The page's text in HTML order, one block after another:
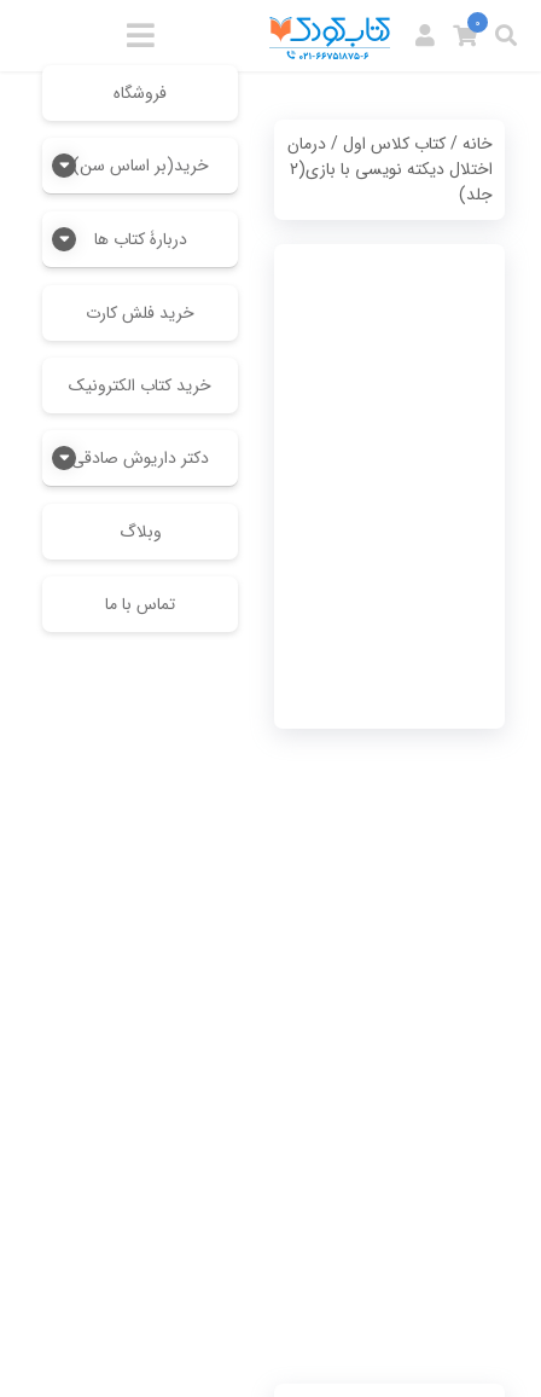
فروشگاه
خرید(بر اساس سن)
دربارۀ کتاب ها
خرید فلش کارت
خرید کتاب الکترونیک
دکتر داریوش صادقی
وبلاگ
تماس با ما
0
خانه/کتاب کلاس اول/ درمان
اختلال دیکته نویسی با بازی(2
جلد)